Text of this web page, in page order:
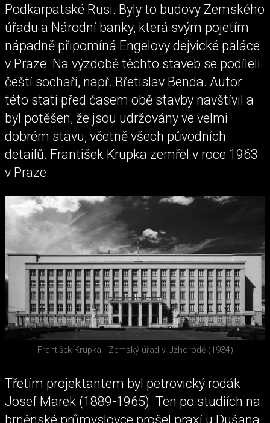
Podkarpatské Rusi. Byly to budovy Zemského
úřadu a Národní banky, která svým pojetím
nápadně připomíná Engelovy dejvické paláce
v Praze. Na výzdobě těchto staveb se podíleli
čeští sochaři, např. Břetislav Benda. Autor
této stati před časem obě stavby navštívil a
byl potěšen, že jsou udržovány ve velmi
dobrém stavu, včetně všech původních
detailů. František Krupka zemřel v roce 1963
v Praze.
František Krupka - Zemský úřad v Užhorodě (1934)
Třetím projektantem byl petrovický rodák
Josef Marek (1889-1965). Ten po studiích na
brněnské průmyslovce prošel praxí u Dušana